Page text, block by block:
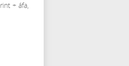
+ áfa,